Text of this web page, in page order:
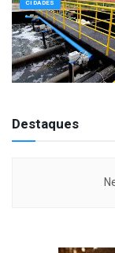
CIDADES
Destaques